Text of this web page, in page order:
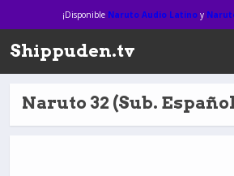
¡Disponible Naruto Audio Latinoy
Shippuden.tv
Naruto 32 (Sub.